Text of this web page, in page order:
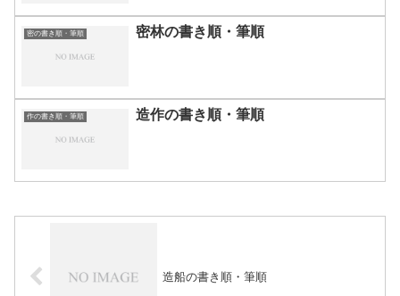
密の書き順・筆順 密林の書き順・筆順
作の書き順・筆順 造作の書き順・筆順
造船の書き順・筆順